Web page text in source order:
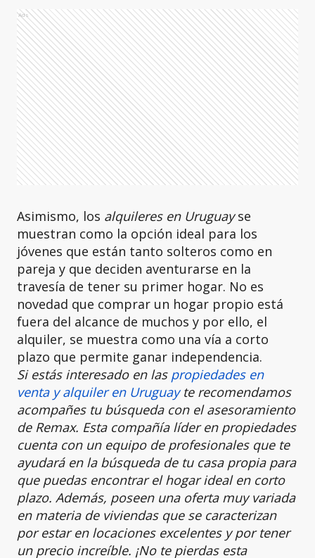
Ads
Asimismo, los alquileres en Uruguayse
muestran como la opción ideal para los
jóvenes que están tanto solteros como en
pareja y que deciden aventurarse en la
travesía de tener su primer hogar. No es
novedad que comprar un hogar propio está
fuera del alcance de muchos y por ello, el
alquiler, se muestra como una vía a corto
plazo que permite ganar independencia.
Si estás interesado en las propiedades en
venta y alquiler en Uruguay te recomendamos
acompañes tu búsqueda con el asesoramiento
de Remax. Esta compañía líder en propiedades
cuenta con un equipo de profesionales que te
ayudará en la búsqueda de tu casa propia para
que puedas encontrar el hogar ideal en corto
plazo. Además, poseen una oferta muy variada
en materia de viviendas que se caracterizan
por estar en locaciones excelentes y por tener
un precio increíble. ¡No te pierdas esta